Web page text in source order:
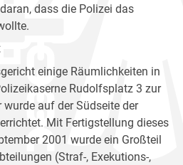
dass die Polizei das
einige Räumlichkeiten in
Rudolfsplatz 3 zur
auf der Südseite der
Mit Fertigstellung dieses
2001 wurde ein Großteil
(Straf-, Exekutions-,